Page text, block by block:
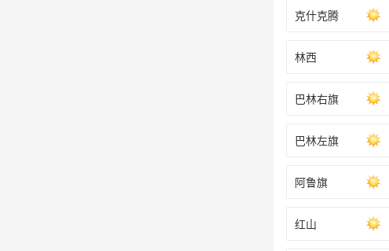
克什克腾
林西
巴林右旗
巴林左旗
阿鲁旗
红山